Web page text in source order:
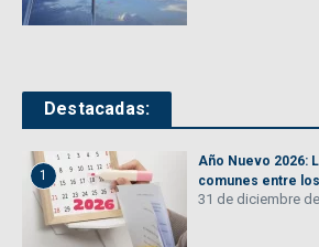
Destacadas:
1
Año Nuevo 2026:
comunes entre
31 de diciembre